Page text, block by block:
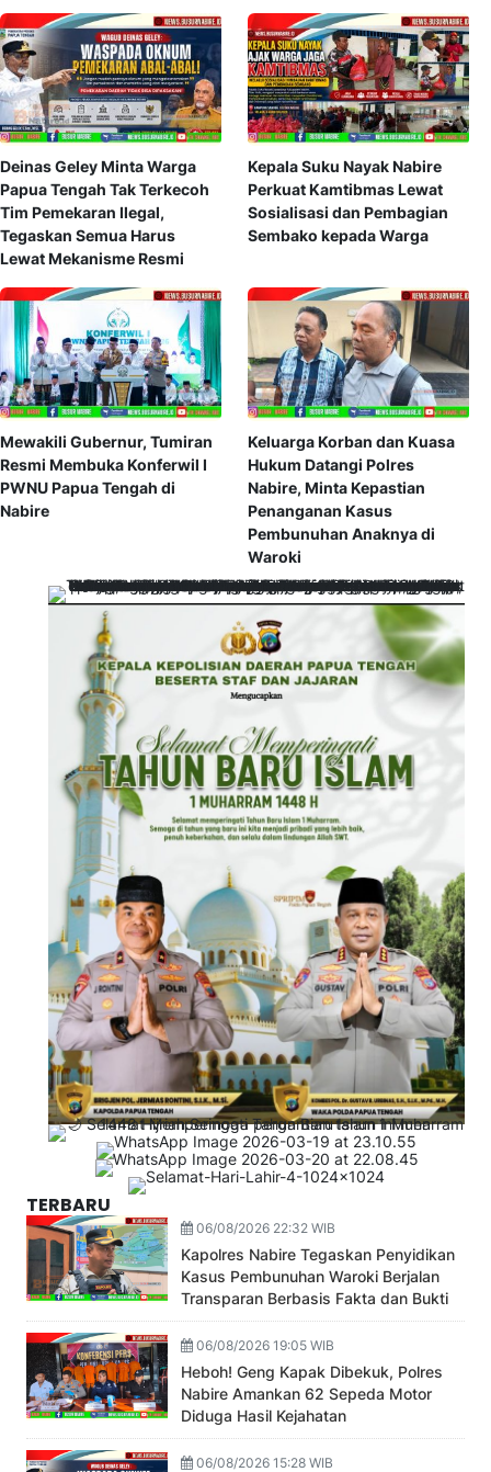
Deinas Geley Minta Warga
Papua Tengah Tak Terkecoh
Tim Pemekaran Ilegal,
Tegaskan Semua Harus
Lewat Mekanisme Resmi
Kepala Suku Nayak Nabire
Perkuat Kamtibmas Lewat
Sosialisasi dan Pembagian
Sembako kepada Warga
Mewakili Gubernur, Tumiran
Resmi Membuka Konferwil I
PWNU Papua Tengah di
Nabire
Keluarga Korban dan Kuasa
Hukum Datangi Polres
Nabire, Minta Kepastian
Penanganan Kasus
Pembunuhan Anaknya di
Waroki
TERBARU
06/08/2026 22:32 WIB
Kapolres Nabire Tegaskan Penyidikan
Kasus Pembunuhan Waroki Berjalan
Transparan Berbasis Fakta dan Bukti
06/08/2026 19:05 WIB
Heboh! Geng Kapak Dibekuk, Polres
Nabire Amankan 62 Sepeda Motor
Diduga Hasil Kejahatan
06/08/2026 15:28 WIB